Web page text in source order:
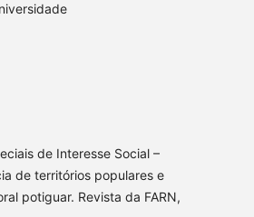
de Interesse Social –
de territórios populares e
potiguar. Revista da FARN,